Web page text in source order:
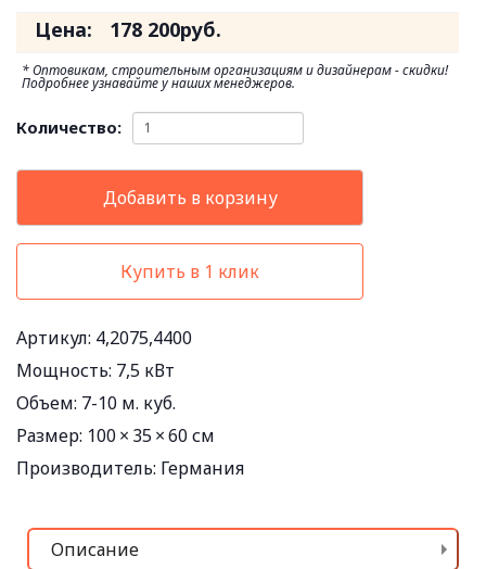
Цена: 178 200руб.
* Оптовикам, строительным организациям и дизайнерам - скидки!
Подробнее узнавайте у наших менеджеров.
Количество:
Добавить в корзину
Купить в 1 клик
Артикул: 4,2075,4400
Мощность: 7,5 кВт
Объем: 7-10 м. куб.
Размер: 100 × 35 × 60 см
Производитель: Германия
Описание